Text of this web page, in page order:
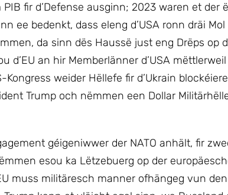
fir d’Defense ausginn; 2023 waren et der
ee bedenkt, dass eleng d’USA ronn dräi
da sinn dës Haussë just eng Drëps op
d’EU an hir Memberlänner d’USA
weider Hëllefe fir d’Ukrain
Trump och nëmmen een Dollar
géigeniwwer der NATO anhält, fir
esou ka Lëtzebuerg op der
muss militäresch manner ofhängeg vun